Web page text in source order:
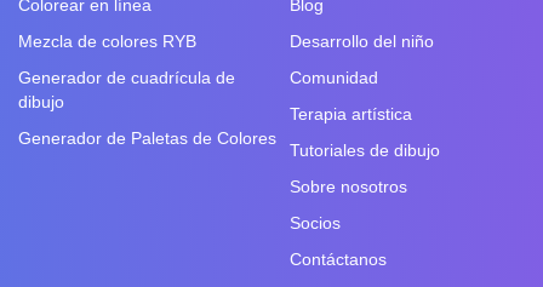
Colorear en línea
Mezcla de colores RYB
Generador de cuadrícula de
dibujo
Generador de Paletas de Colores
Blog
Desarrollo del niño
Comunidad
Terapia artística
Tutoriales de dibujo
Sobre nosotros
Socios
Contáctanos